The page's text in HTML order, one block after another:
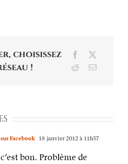
choisissez
!
Facebook
RedditEmail
Facebook 18 janvier 2012 à 11h57
bon. Problème de